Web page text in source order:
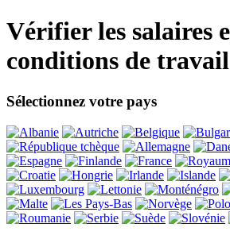
Vérifier les salaires
conditions de travail
Sélectionnez votre pays